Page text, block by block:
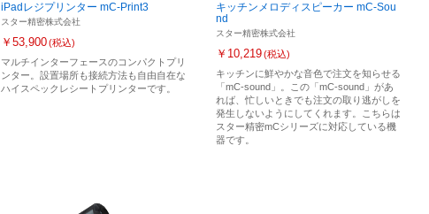
iPadレジプリンター mC-Print3
スター精密株式会社
￥53,900(税込)
マルチインターフェースのコンパクトプリ
ンター。設置場所も接続方法も自由自在な
ハイスペックレシートプリンターです。
キッチンメロディスピーカー mC-Sou
nd
スター精密株式会社
￥10,219 (税込)
キッチンに鮮やかな音色で注文を知らせる
「mC-sound」。この「mC-sound」があ
れば、忙しいときでも注文の取り逃がしを
発生しないようにしてくれます。こちらは
スター精密mCシリーズに対応している機
器です。